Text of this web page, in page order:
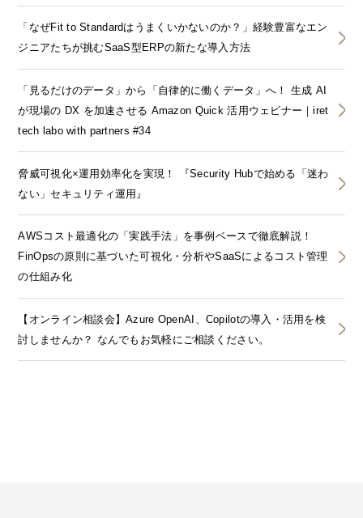
「なぜFit to Standardはうまくいかないのか？」経験豊富なエン
ジニアたちが挑むSaaS型ERPの新たな導入方法
「見るだけのデータ」から「自律的に働くデータ」へ！ 生成 AI
が現場の DX を加速させる Amazon Quick 活用ウェビナー｜iret
tech labo with partners #34
脅威可視化×運用効率化を実現！ 『Security Hubで始める「迷わ
ない」セキュリティ運用』
AWSコスト最適化の「実践手法」を事例ベースで徹底解説！
FinOpsの原則に基づいた可視化・分析やSaaSによるコスト管理
の仕組み化
【オンライン相談会】Azure OpenAI、Copilotの導入・活用を検
討しませんか？ なんでもお気軽にご相談ください。